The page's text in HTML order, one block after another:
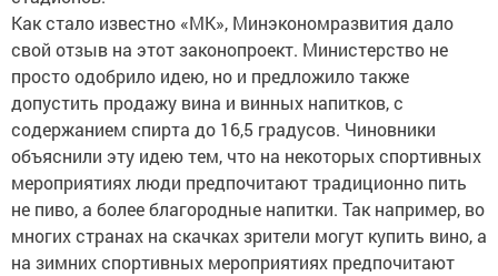
Как стало известно «МК», Минэкономразвития дало
свой отзыв на этот законопроект. Министерство не
просто одобрило идею, но и предложило также
допустить продажу вина и винных напитков, с
содержанием спирта до 16,5 градусов. Чиновники
объяснили эту идею тем, что на некоторых спортивных
мероприятиях люди предпочитают традиционно пить
не пиво, а более благородные напитки. Так например, во
многих странах на скачках зрители могут купить вино, а
на зимних спортивных мероприятиях предпочитают